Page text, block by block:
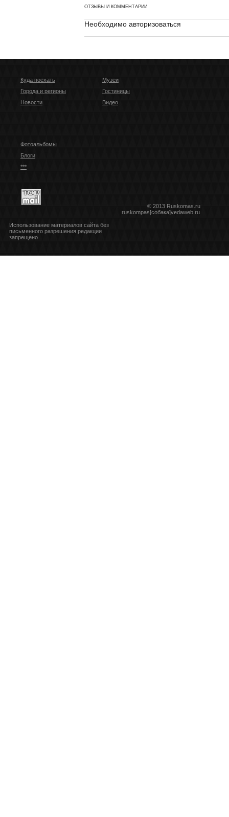
ОТЗЫВЫ И КОММЕНТАРИИ
Необходимо авторизоваться
Куда поехать
Города и регионы
Новости
Музеи
Гостиницы
Видео
Фотоальбомы
Блоги
***
© 2013 Ruskomas.ru
ruskompas[собака]vedaweb.ru
Использование материалов сайта без
письменного разрешения редакции
запрещено